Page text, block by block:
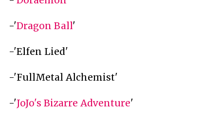
-'Dragon Ball'
-'Elfen Lied'
-'FullMetal Alchemist'
-'JoJo's Bizarre Adventure'